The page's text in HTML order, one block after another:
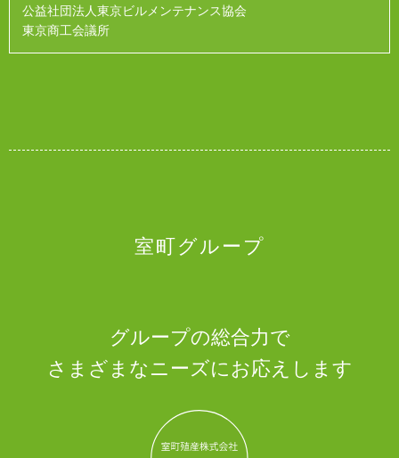
公益社団法人東京ビルメンテナンス協会
東京商工会議所
室町グループ
グループの総合力で
さまざまなニーズにお応えします